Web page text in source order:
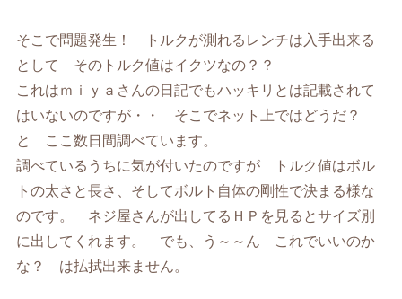
そこで問題発生！ トルクが測れるレンチは入手出来る
として そのトルク値はイクツなの？？
これはｍｉｙａさんの日記でもハッキリとは記載されて
はいないのですが・・ そこでネット上ではどうだ？
と ここ数日間調べています。
調べているうちに気が付いたのですが トルク値はボル
トの太さと長さ、そしてボルト自体の剛性で決まる様な
のです。 ネジ屋さんが出してるＨＰを見るとサイズ別
に出してくれます。 でも、う～～ん これでいいのか
な？ は払拭出来ません。